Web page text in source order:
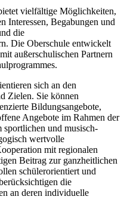
vielfältige Möglichkeiten,
Interessen, Begabungen und
die
Die Oberschule entwickelt
außerschulischen Partnern
sich an den
Zielen. Sie können
Bildungsangebote,
Angebote im Rahmen der
sportlichen und musisch-
wertvolle
mit regionalen
Beitrag zur ganzheitlichen
schülerorientiert und
die
an deren individuelle